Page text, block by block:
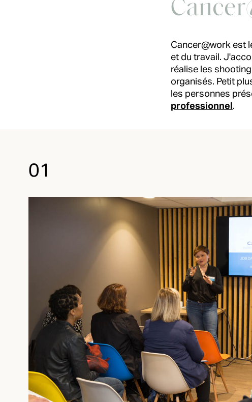
​Cancer@work est
et du travail.
réalise les
organisés. Petit
les personnes
professionnel .
01